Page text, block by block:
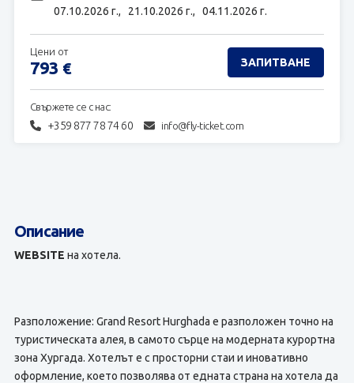
07.10.2026 г., 21.10.2026 г., 04.11.2026 г.
Свържете се с нас:
+359 877 78 74 60 info@fly-ticket.com
Цени от
793 € ЗАПИТВАНЕ
Описание
WEBSITE на хотела.
Разположение: Grand Resort Hurghada e разположен точно на
туристическата алея, в самото сърце на модерната курортна
зона Хургада. Хотелът е с просторни стаи и иновативно
оформление, което позволява от едната страна на хотела да